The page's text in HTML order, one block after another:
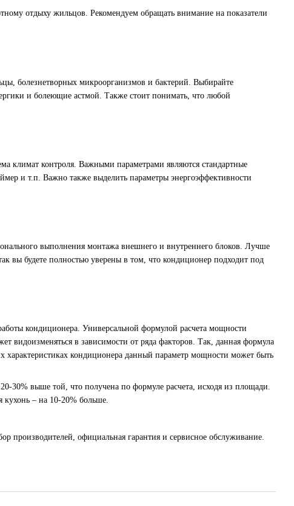
отдыху жильцов. Рекомендуем обращать внимание на показатели
болезнетворных микроорганизмов и бактерий. Выбирайте
и болеющие астмой. Также стоит понимать, что любой
климат контроля. Важными параметрами являются стандартные
и т.п. Важно также выделить параметры энергоэффективности
выполнения монтажа внешнего и внутреннего блоков. Лучше
вы будете полностью уверены в том, что кондиционер подходит под
кондиционера. Универсальной формулой расчета мощности
видоизменяться в зависимости от ряда факторов. Так, данная формула
характеристиках кондиционера данный параметр мощности может быть
30% выше той, что получена по формуле расчета, исходя из площади.
– на 10-20% больше.
официальная гарантия и сервисное обслуживание.